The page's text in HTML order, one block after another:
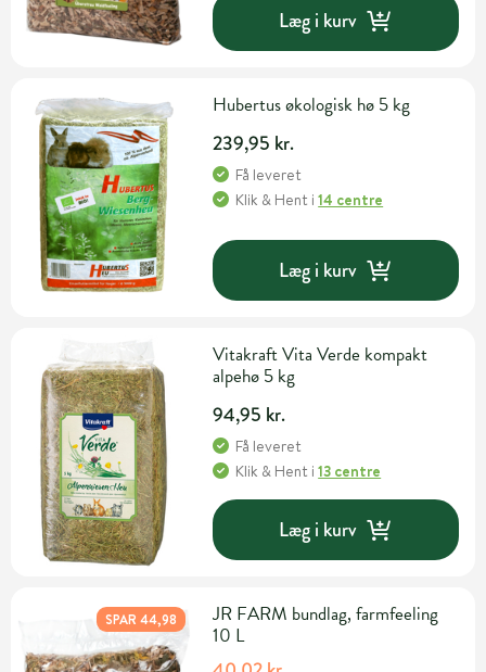
Læg i kurv
Hubertus økologisk hø 5 kg
239,95 kr.
Få leveret
Klik & Hent i14 centre
Læg i kurv
Vitakraft Vita Verde kompakt
alpehø 5 kg
94,95 kr.
Få leveret
Klik & Hent i13 centre
Læg i kurv
SPAR 44,98
JR FARM bundlag, farmfeeling
10 L